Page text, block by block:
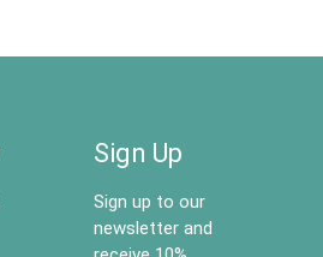
Sign Up
Sign up to our
newsletter and